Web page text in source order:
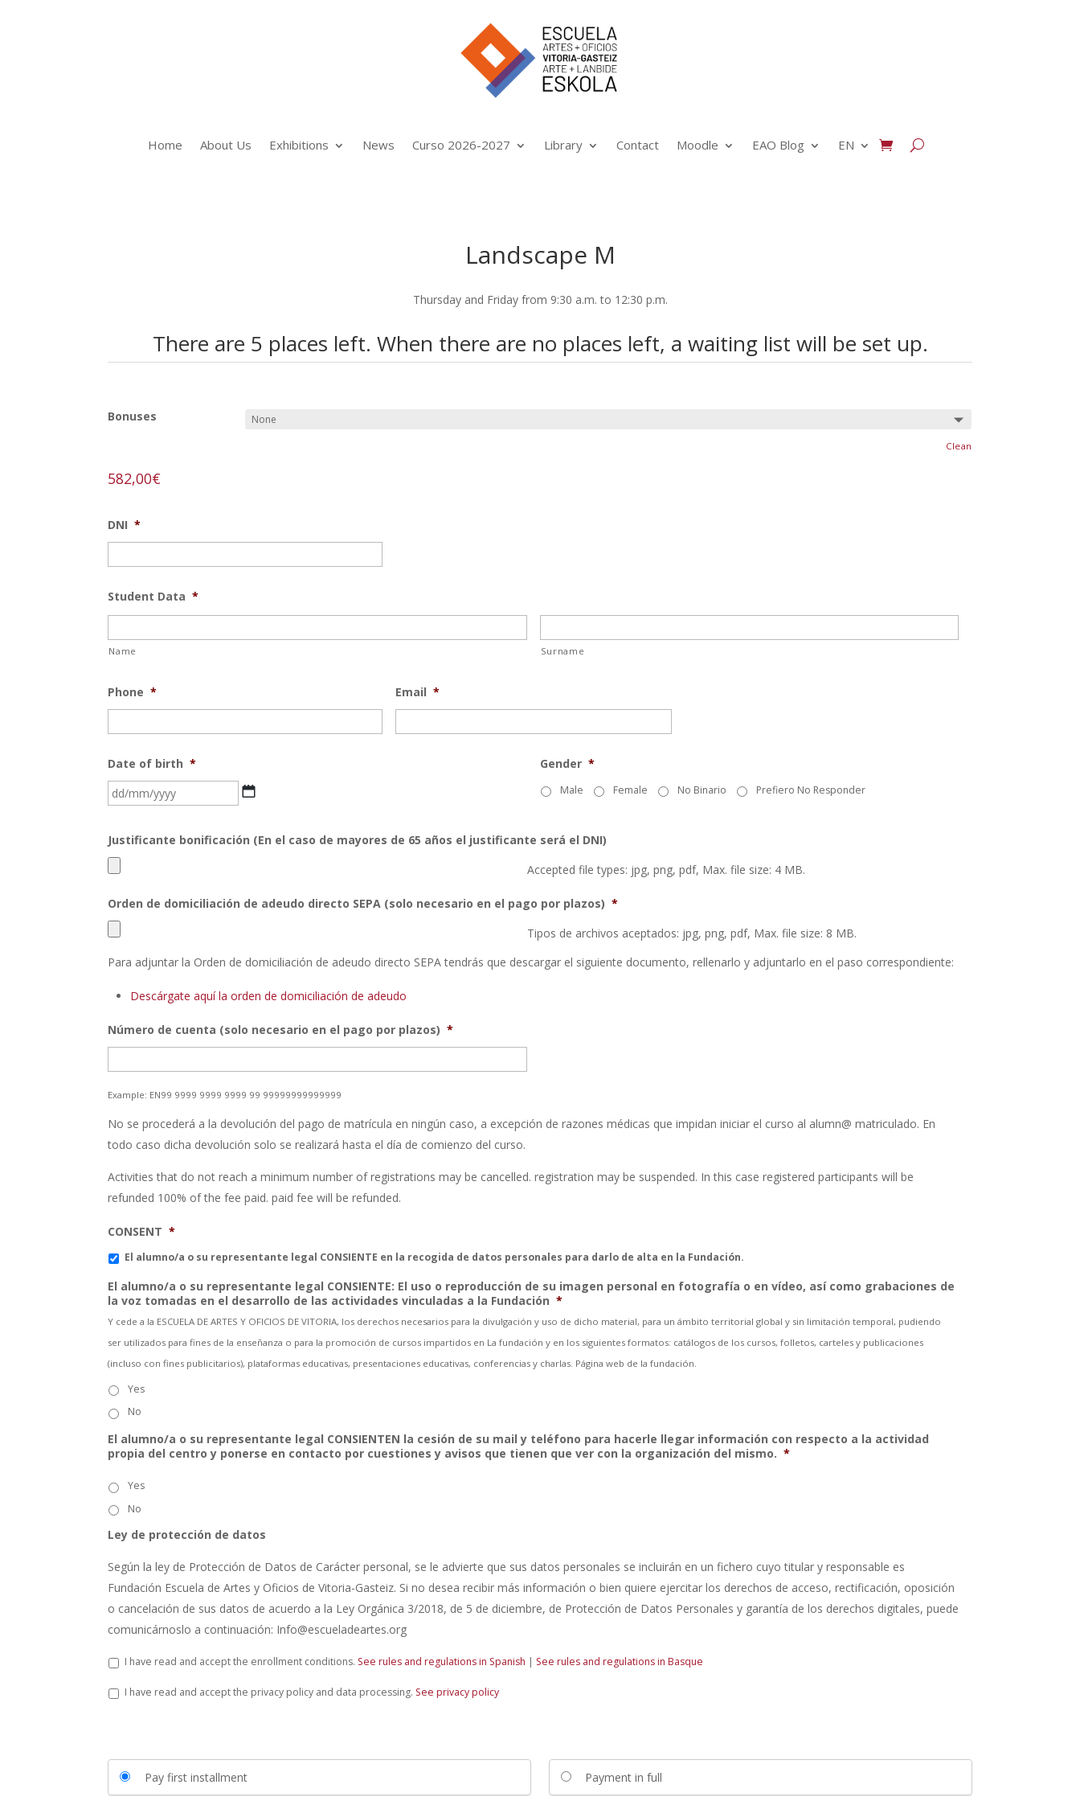
Home About Us Exhibitions News Curso 2026-2027 Library Contact Moodle EAO Blog EN
Landscape M
Thursday and Friday from 9:30 a.m. to 12:30 p.m.
There are 5 places left. When there are no places left, a waiting list will be set up.
Bonuses
Clean
582,00€
DNI *
Student Data *
Name Surname
Phone * Email *
Date of birth *
DD
Gender *
Male Female No Binario Prefiero No Responder
Justificante bonificación (En el caso de mayores de 65 años el justificante será el DNI)
Accepted file types: jpg, png, pdf, Max. file size: 4 MB.
Orden de domiciliación de adeudo directo SEPA (solo necesario en el pago por plazos) *
Tipos de archivos aceptados: jpg, png, pdf, Max. file size: 8 MB.
Para adjuntar la Orden de domiciliación de adeudo directo SEPA tendrás que descargar el siguiente documento, rellenarlo y adjuntarlo en el paso correspondiente:
Descárgate aquí la orden de domiciliación de adeudo
Número de cuenta (solo necesario en el pago por plazos) *
Example: EN99 9999 9999 9999 99 99999999999999
No se procederá a la devolución del pago de matrícula en ningún caso, a excepción de razones médicas que impidan iniciar el curso al alumn@ matriculado. En
todo caso dicha devolución solo se realizará hasta el día de comienzo del curso.
Activities that do not reach a minimum number of registrations may be cancelled. registration may be suspended. In this case registered participants will be
refunded 100% of the fee paid. paid fee will be refunded.
CONSENT *
El alumno/a o su representante legal CONSIENTE en la recogida de datos personales para darlo de alta en la Fundación.
El alumno/a o su representante legal CONSIENTE: El uso o reproducción de su imagen personal en fotografía o en vídeo, así como grabaciones de
la voz tomadas en el desarrollo de las actividades vinculadas a la Fundación *
Y cede a la ESCUELA DE ARTES Y OFICIOS DE VITORIA, los derechos necesarios para la divulgación y uso de dicho material, para un ámbito territorial global y sin limitación temporal, pudiendo
ser utilizados para fines de la enseñanza o para la promoción de cursos impartidos en La fundación y en los siguientes formatos: catálogos de los cursos, folletos, carteles y publicaciones
(incluso con fines publicitarios), plataformas educativas, presentaciones educativas, conferencias y charlas. Página web de la fundación.
Yes
No
El alumno/a o su representante legal CONSIENTEN la cesión de su mail y teléfono para hacerle llegar información con respecto a la actividad
propia del centro y ponerse en contacto por cuestiones y avisos que tienen que ver con la organización del mismo. *
Yes
No
Ley de protección de datos
Según la ley de Protección de Datos de Carácter personal, se le advierte que sus datos personales se incluirán en un fichero cuyo titular y responsable es
Fundación Escuela de Artes y Oficios de Vitoria-Gasteiz. Si no desea recibir más información o bien quiere ejercitar los derechos de acceso, rectificación, oposición
o cancelación de sus datos de acuerdo a la Ley Orgánica 3/2018, de 5 de diciembre, de Protección de Datos Personales y garantía de los derechos digitales, puede
comunicárnoslo a continuación: Info@escueladeartes.org
L
y
d
o
e
I have read and accept the enrollment conditions. See rules and regulations in Spanish | See rules and regulations in Basque
P
c
P
I have read and accept the privacy policy and data processing. See privacy policy
Pay first installment Payment in full